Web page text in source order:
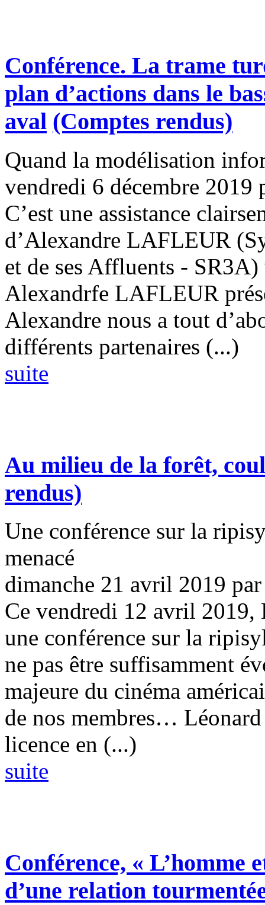
Conférence. La trame
plan d’actions dans le
aval (Comptes rendus)
Quand la modélisation
vendredi 6 décembre 2019
C’est une assistance
d’Alexandre LAFLEUR
et de ses Affluents -
Alexandrfe LAFLEUR
Alexandre nous a tout
différents partenaires (...)
suite
Au milieu de la forêt,
rendus)
Une conférence sur la
menacé
dimanche 21 avril 2019
Ce vendredi 12 avril 2019,
une conférence sur la
ne pas être suffisamment
majeure du cinéma
de nos membres…
licence en (...)
suite
Conférence, « L’homme
d’une relation